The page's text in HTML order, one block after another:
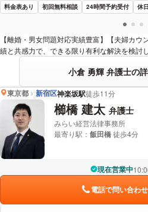
料金表あり 初回無料相談 24時間予約受付 休
【離婚・男女問題対応実績豊富】【夫婦カ
績と共感力で、できる限り有利な解決を検討し
小倉 勇輝 弁護士の
東京都 新宿区神楽坂駅徒歩11分
櫛橋 建太 弁護士
みらい経営法律事務所
最寄り駅： 飯田橋徒歩4分
現在営業中
電話で問い合わせ